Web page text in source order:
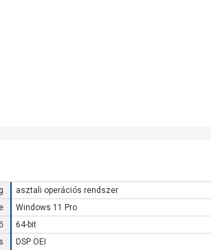
asztali operációs rendszer
Windows 11 Pro
64-bit
DSP OEI